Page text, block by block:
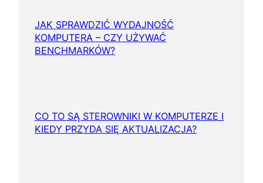
JAK SPRAWDZIĆ WYDAJNOŚĆ
KOMPUTERA – CZY UŻYWAĆ
BENCHMARKÓW?
CO TO SĄ STEROWNIKI W KOMPUTERZE I
KIEDY PRZYDA SIĘ AKTUALIZACJA?